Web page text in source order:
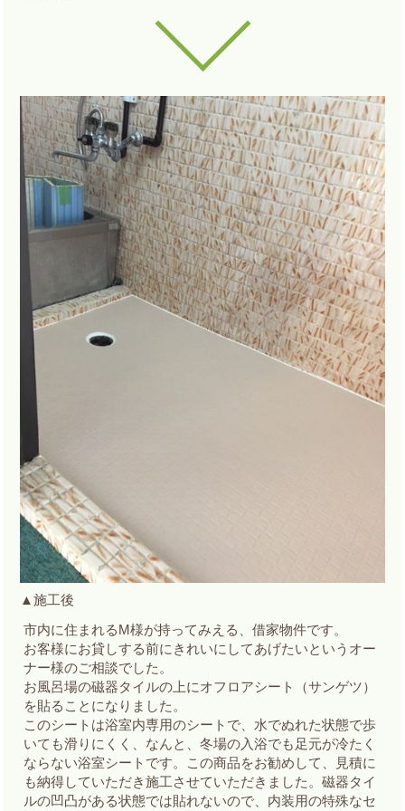
▲施工後
市内に住まれるM様が持ってみえる、借家物件です。
お客様にお貸しする前にきれいにしてあげたいというオー
ナー様のご相談でした。
お風呂場の磁器タイルの上にオフロアシート（サンゲツ）
を貼ることになりました。
このシートは浴室内専用のシートで、水でぬれた状態で歩
いても滑りにくく、なんと、冬場の入浴でも足元が冷たく
ならない浴室シートです。この商品をお勧めして、見積に
も納得していただき施工させていただきました。磁器タイ
ルの凹凸がある状態では貼れないので、内装用の特殊なセ